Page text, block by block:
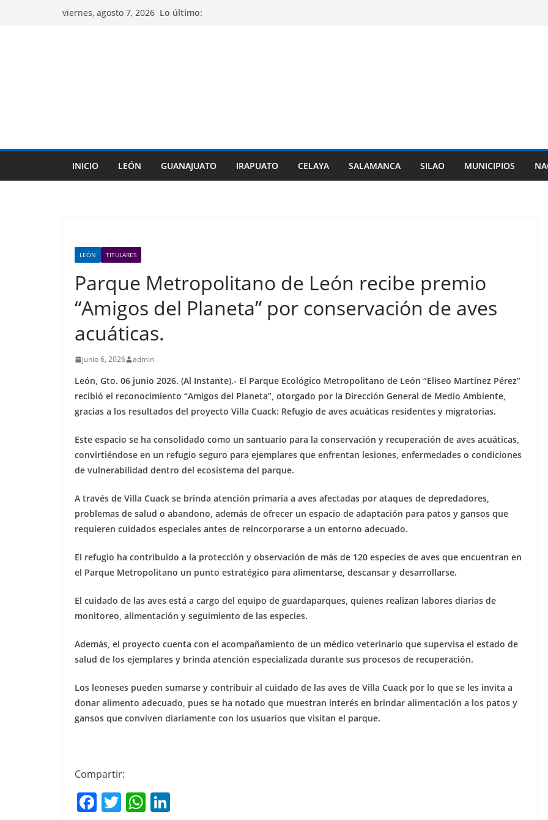
viernes, agosto 7, 2026 Lo último:
INICIO LEÓN GUANAJUATO IRAPUATO CELAYA SALAMANCA SILAO MUNICIPIOS
LEÓN TITULARES
Parque Metropolitano de León recibe premio
“Amigos del Planeta” por conservación de aves
acuáticas.
junio 6, 2026 admin
León, Gto. 06 junio 2026. (Al Instante).- El Parque Ecológico Metropolitano de León “Eliseo Martínez Pérez”
recibió el reconocimiento “Amigos del Planeta”, otorgado por la Dirección General de Medio Ambiente,
gracias a los resultados del proyecto Villa Cuack: Refugio de aves acuáticas residentes y migratorias.
Este espacio se ha consolidado como un santuario para la conservación y recuperación de aves acuáticas,
convirtiéndose en un refugio seguro para ejemplares que enfrentan lesiones, enfermedades o condiciones
de vulnerabilidad dentro del ecosistema del parque.
A través de Villa Cuack se brinda atención primaria a aves afectadas por ataques de depredadores,
problemas de salud o abandono, además de ofrecer un espacio de adaptación para patos y gansos que
requieren cuidados especiales antes de reincorporarse a un entorno adecuado.
El refugio ha contribuido a la protección y observación de más de 120 especies de aves que encuentran en
el Parque Metropolitano un punto estratégico para alimentarse, descansar y desarrollarse.
El cuidado de las aves está a cargo del equipo de guardaparques, quienes realizan labores diarias de
monitoreo, alimentación y seguimiento de las especies.
Además, el proyecto cuenta con el acompañamiento de un médico veterinario que supervisa el estado de
salud de los ejemplares y brinda atención especializada durante sus procesos de recuperación.
Los leoneses pueden sumarse y contribuir al cuidado de las aves de Villa Cuack por lo que se les invita a
donar alimento adecuado, pues se ha notado que muestran interés en brindar alimentación a los patos y
gansos que conviven diariamente con los usuarios que visitan el parque.
Compartir:
F T W